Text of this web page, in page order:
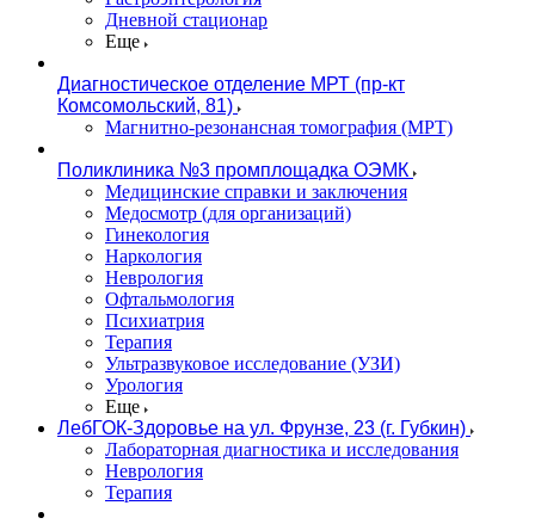
Дневной стационар
Еще
Диагностическое отделение МРТ (пр-кт
Комсомольский, 81)
Магнитно-резонансная томография (МРТ)
Поликлиника №3 промплощадка ОЭМК
Медицинские справки и заключения
Медосмотр (для организаций)
Гинекология
Наркология
Неврология
Офтальмология
Психиатрия
Терапия
Ультразвуковое исследование (УЗИ)
Урология
Еще
ЛебГОК-Здоровье на ул. Фрунзе, 23 (г. Губкин)
Лабораторная диагностика и исследования
Неврология
Терапия